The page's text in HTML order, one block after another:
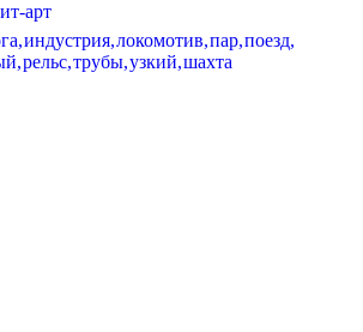
арт
,индустрия,локомотив,пар,поезд,
,рельс,трубы,узкий,шахта